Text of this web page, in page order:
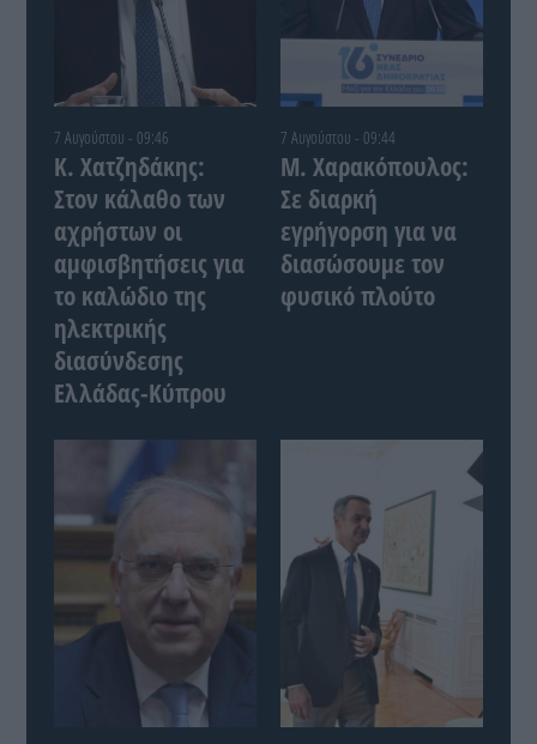
7 Αυγούστου - 09:46
Κ. Χατζηδάκης:
Στον κάλαθο των
αχρήστων οι
αμφισβητήσεις για
το καλώδιο της
ηλεκτρικής
διασύνδεσης
Ελλάδας-Κύπρου
7 Αυγούστου - 09:44
Μ. Χαρακόπουλος:
Σε διαρκή
εγρήγορση για να
διασώσουμε τον
φυσικό πλούτο